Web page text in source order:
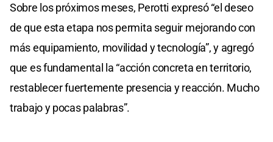
Sobre los próximos meses, Perotti expresó “el deseo
de que esta etapa nos permita seguir mejorando con
más equipamiento, movilidad y tecnología”, y agregó
que es fundamental la “acción concreta en territorio,
restablecer fuertemente presencia y reacción. Mucho
trabajo y pocas palabras”.